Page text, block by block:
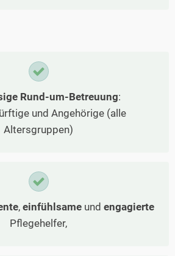
Rund-um-Betreuung:
und Angehörige (alle
Altersgruppen)
, einfühlsameund engagierte
Pflegehelfer,